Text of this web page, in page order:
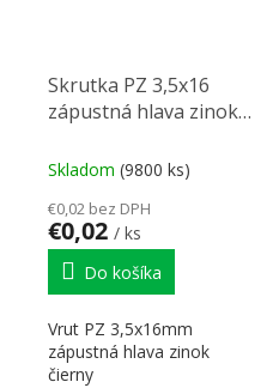
Skrutka PZ 3,5x16
zápustná hlava zinok
Skladom (9800 ks)
€0,02 bez DPH
€0,02 / ks
Do košíka
Vrut PZ 3,5x16mm
zápustná hlava zinok
čierny